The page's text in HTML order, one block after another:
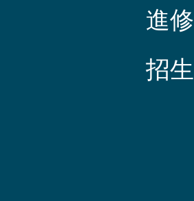
進修
招生